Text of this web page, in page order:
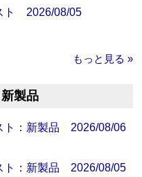
ト 2026/08/05
もっと見る »
製品
ト：新製品 2026/08/06
ト：新製品 2026/08/05